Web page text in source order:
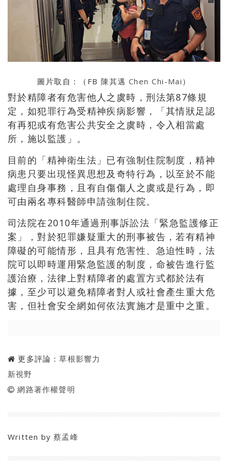
圖片取自：（FB陳其邁 Chen Chi-Mai ）
對於精障者有危害他人之虞時，刑法第87條規
定，如犯罪行為受精神疾病影響，「其情狀足認
有再犯或有危害公共安全之虞時，令入相當處
所，施以監護」。
目前的「精神衛生法」已有強制住院制度，精神
病患只要出現怪異思想及奇特行為，以至於不能
處理自身事務，且有自傷傷人之虞或是行為，即
可由兩名專科醫師申請強制住院。
司法院在2010年通過刑事訴訟法「緊急監護修正
案」，對於犯罪嫌疑重大的刑事被告，若有精神
障礙的可能情形，且具有危害性、急迫性時，法
院可以即時運用緊急監護的制度，命被告進行監
護治療，法律上對精障者的處置方式都於法有
據，至少可以避免精障者對人或社會產生重大危
害，但社會安全網如何依法實施才是重中之重。
更多評論：草根影響力
新視野
網路著作權聲明
Written by蔡孟峰